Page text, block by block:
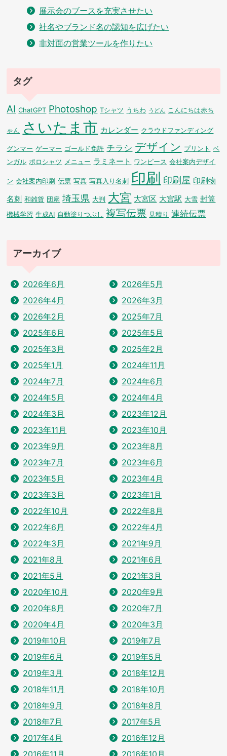
展示会のブースを充実させたい
社名やブランド名の認知を広げたい
非対面の営業ツールを作りたい
タグ
AI ChatGPT Photoshop Tシャツ うちわ うどん こんにちは赤ち
ゃん さいたま市 カレンダー クラウドファンディング
グンマー ゲーマー ゴールド免許 チラシ デザイン プリント ベ
ンガル ポロシャツ メニュー ラミネート ワンピース 会社案内デザイ
ン 会社案内印刷 伝票 写真 写真入り名刺 印刷 印刷屋 印刷物
名刺 和雑貨 団扇 埼玉県 大判 大宮 大宮区 大宮駅 大雪 封筒
機械学習 生成AI 自動塗りつぶし 複写伝票 見積り 連続伝票
アーカイブ
2026年6月
2026年5月
2026年4月
2026年3月
2026年2月
2025年7月
2025年6月
2025年5月
2025年3月
2025年2月
2025年1月
2024年11月
2024年7月
2024年6月
2024年5月
2024年4月
2024年3月
2023年12月
2023年11月
2023年10月
2023年9月
2023年8月
2023年7月
2023年6月
2023年5月
2023年4月
2023年3月
2023年1月
2022年10月
2022年8月
2022年6月
2022年4月
2022年3月
2021年9月
2021年8月
2021年6月
2021年5月
2021年3月
2020年10月
2020年9月
2020年8月
2020年7月
2020年4月
2020年3月
2019年10月
2019年7月
2019年6月
2019年5月
2019年3月
2018年12月
2018年11月
2018年10月
2018年9月
2018年8月
2018年7月
2017年5月
2017年4月
2016年12月